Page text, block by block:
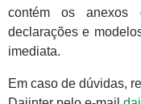
contém os anexos
declarações e
imediata.
Em caso de dúvidas,